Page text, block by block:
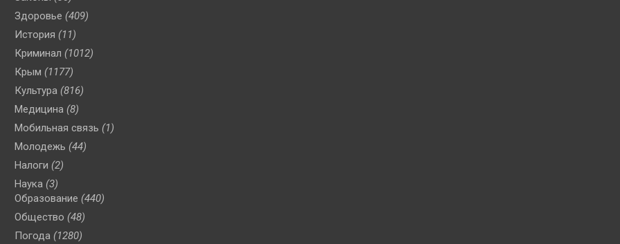
Здоровье (409)
История (11)
Криминал (1012)
Крым (1177)
Культура (816)
Медицина (8)
Мобильная связь (1)
Молодежь (44)
Налоги (2)
Наука (3)
Образование (440)
Общество (48)
Погода (1280)